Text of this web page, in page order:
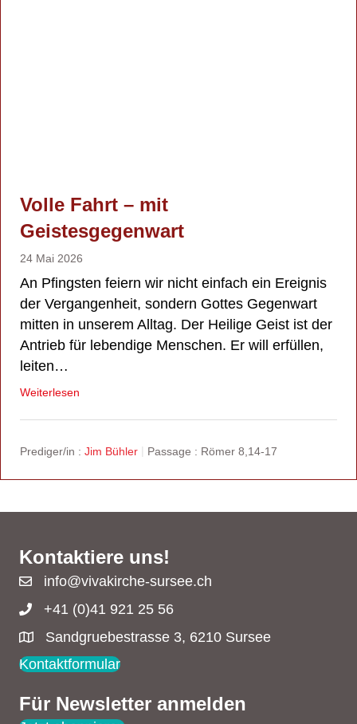
Volle Fahrt – mit
Geistesgegenwart
24 Mai 2026
An Pfingsten feiern wir nicht einfach ein Ereignis
der Vergangenheit, sondern Gottes Gegenwart
mitten in unserem Alltag. Der Heilige Geist ist der
Antrieb für lebendige Menschen. Er will erfüllen,
leiten…
Weiterlesen
Prediger/in : Jim Bühler Passage : Römer 8,14-17
Kontaktiere uns!
info@vivakirche-sursee.ch
+41 (0)41 921 25 56
Sandgruebestrasse 3, 6210 Sursee
Kontaktformular
Für Newsletter anmelden